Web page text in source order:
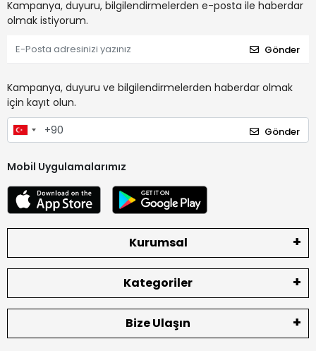
Kampanya, duyuru, bilgilendirmelerden e-posta ile haberdar
olmak istiyorum.
Gönder
Kampanya, duyuru ve bilgilendirmelerden haberdar olmak
için kayıt olun.
Gönder
Mobil Uygulamalarımız
Kurumsal
Kategoriler
Bize Ulaşın